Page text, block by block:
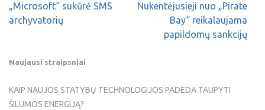
„Microsoft“ sukūrė SMS
archyvatorių
Nukentėjusieji nuo „Pirate
Bay“ reikalaujama
papildomų sankcijų
Naujausi straipsniai
KAIP NAUJOS STATYBŲ TECHNOLOGIJOS PADEDA TAUPYTI
ŠILUMOS ENERGIJĄ?